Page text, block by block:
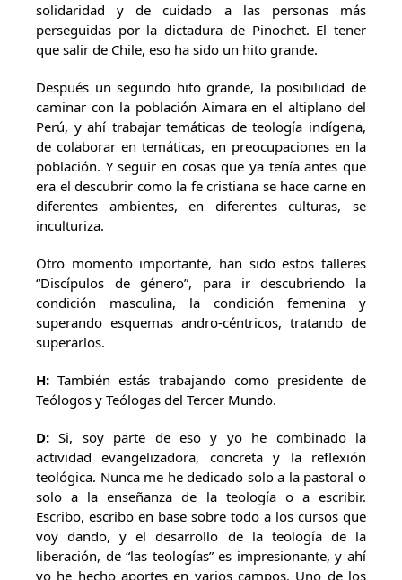
solidaridad y de cuidado a las personas más
perseguidas por la dictadura de Pinochet. El tener
que salir de Chile, eso ha sido un hito grande.
Después un segundo hito grande, la posibilidad de
caminar con la población Aimara en el altiplano del
Perú, y ahí trabajar temáticas de teología indígena,
de colaborar en temáticas, en preocupaciones en la
población. Y seguir en cosas que ya tenía antes que
era el descubrir como la fe cristiana se hace carne en
diferentes ambientes, en diferentes culturas, se
inculturiza.
Otro momento importante, han sido estos talleres
“Discípulos de género”, para ir descubriendo la
condición masculina, la condición femenina y
superando esquemas andro-céntricos, tratando de
superarlos.
H: También estás trabajando como presidente de
Teólogos y Teólogas del Tercer Mundo.
D: Si, soy parte de eso y yo he combinado la
actividad evangelizadora, concreta y la reflexión
teológica. Nunca me he dedicado solo a la pastoral o
solo a la enseñanza de la teología o a escribir.
Escribo, escribo en base sobre todo a los cursos que
voy dando, y el desarrollo de la teología de la
liberación, de “las teologías” es impresionante, y ahí
yo he hecho aportes en varios campos. Uno de los